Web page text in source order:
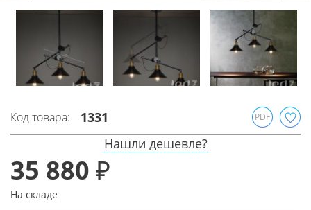
Код товара: 1331 PDF
35 880 ₽
На складе
Нашли дешевле?